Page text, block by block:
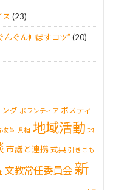
(23)
んぐん伸ばすコツ” (20)
ング ボランティア ポスティ
改革 児相 地域活動 地
市議と連携 式典 引きこも
文教常任委員会 新